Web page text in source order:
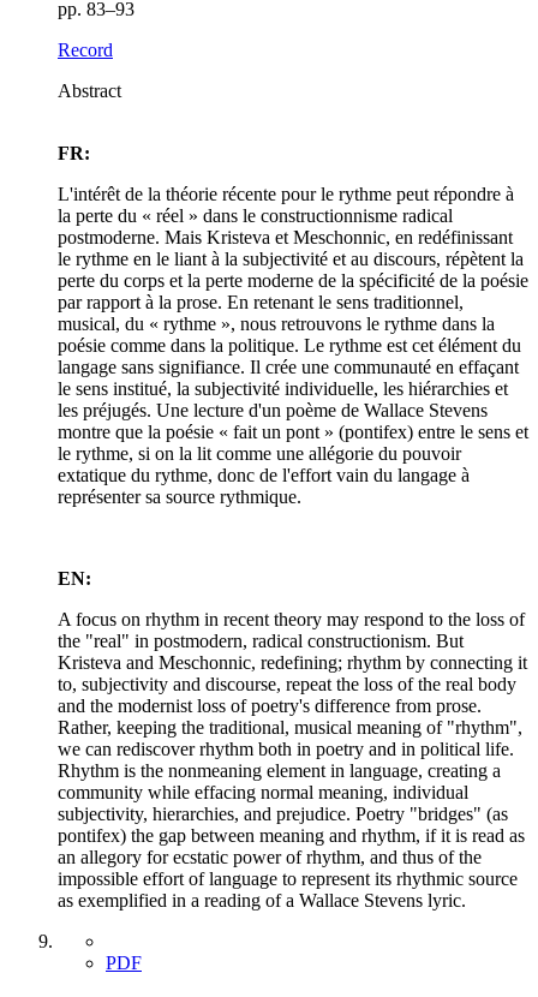
pp. 83–93
Record
Abstract
FR:
L'intérêt de la théorie récente pour le rythme peut répondre à
la perte du « réel » dans le constructionnisme radical
postmoderne. Mais Kristeva et Meschonnic, en redéfinissant
le rythme en le liant à la subjectivité et au discours, répètent la
perte du corps et la perte moderne de la spécificité de la poésie
par rapport à la prose. En retenant le sens traditionnel,
musical, du « rythme », nous retrouvons le rythme dans la
poésie comme dans la politique. Le rythme est cet élément du
langage sans signifiance. Il crée une communauté en effaçant
le sens institué, la subjectivité individuelle, les hiérarchies et
les préjugés. Une lecture d'un poème de Wallace Stevens
montre que la poésie « fait un pont » (pontifex) entre le sens et
le rythme, si on la lit comme une allégorie du pouvoir
extatique du rythme, donc de l'effort vain du langage à
représenter sa source rythmique.
EN:
A focus on rhythm in recent theory may respond to the loss of
the "real" in postmodern, radical constructionism. But
Kristeva and Meschonnic, redefining; rhythm by connecting it
to, subjectivity and discourse, repeat the loss of the real body
and the modernist loss of poetry's difference from prose.
Rather, keeping the traditional, musical meaning of "rhythm",
we can rediscover rhythm both in poetry and in political life.
Rhythm is the nonmeaning element in language, creating a
community while effacing normal meaning, individual
subjectivity, hierarchies, and prejudice. Poetry "bridges" (as
pontifex) the gap between meaning and rhythm, if it is read as
an allegory for ecstatic power of rhythm, and thus of the
impossible effort of language to represent its rhythmic source
as exemplified in a reading of a Wallace Stevens lyric.
PDF